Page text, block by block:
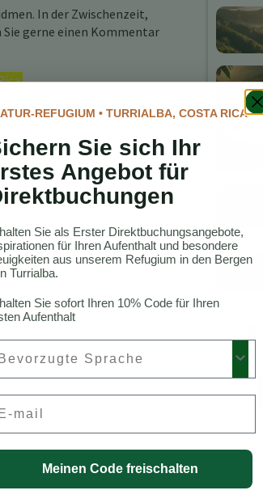
In der Zwischenzeit,
gerne einen Kommentar
保持聯
REFUGIUM • TURRIALBA, COSTA RICA
Sie sich Ihr
Angebot für
Sie als Erster Direktbuchungsangebote,
für Ihren Aufenthalt und besondere
aus unserem Refugium in den Bergen
Turrialba.
Sie sofort Ihren 10% Code für Ihren
Aufenthalt
Meinen Code freischalten